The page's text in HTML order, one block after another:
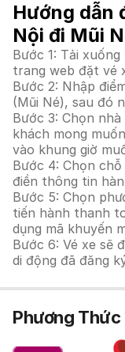
Hướng dẫn
Nội đi Mũi
Bước 1: Tải
trang web đặt vé
Bước 2: Nhập
(Mũi Né), sau đó
Bước 3: Chọn
khách mong
vào khung giờ
Bước 4: Chọn
điền thông tin
Bước 5: Chọn
tiến hành thanh
dụng mã khuyến
Bước 6: Vé xe sẽ
di động đã đăng
Phương Thức